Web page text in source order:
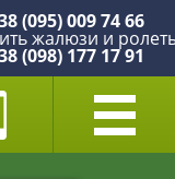
(095) 009 74 66
(098) 177 17 91